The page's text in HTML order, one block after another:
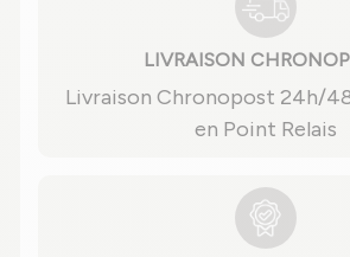
LIVRAISON
Livraison Chronopost 24h/
en Point Relais